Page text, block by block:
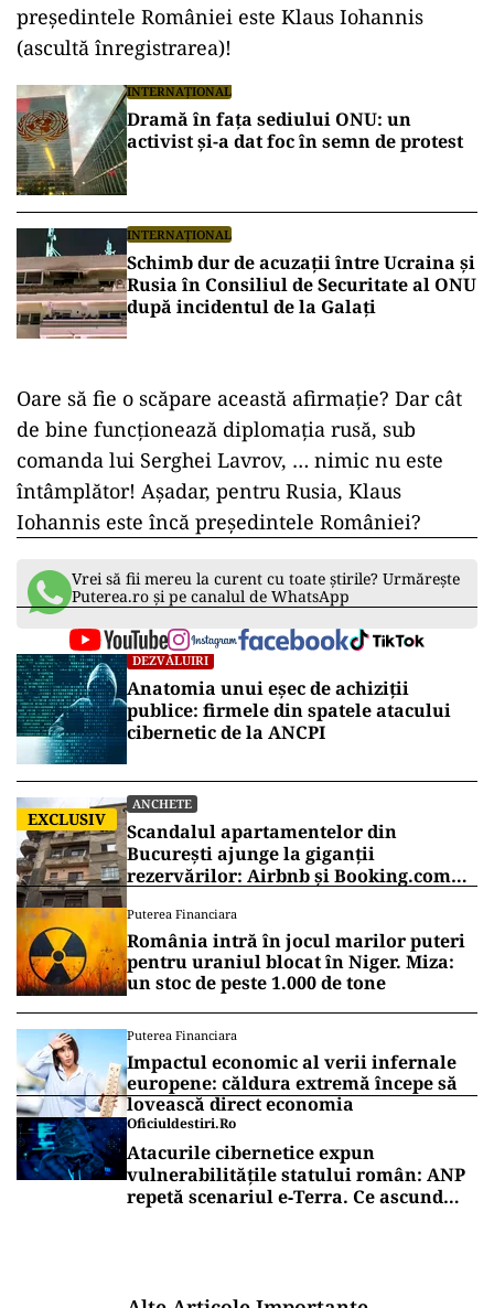
președintele României este Klaus Iohannis
(ascultă înregistrarea)!
INTERNAȚIONAL
Dramă în fața sediului ONU: un
activist și-a dat foc în semn de protest
INTERNAȚIONAL
Schimb dur de acuzații între Ucraina și
Rusia în Consiliul de Securitate al ONU
după incidentul de la Galați
Oare să fie o scăpare această afirmație? Dar cât
de bine funcționează diplomația rusă, sub
comanda lui Serghei Lavrov, … nimic nu este
întâmplător! Așadar, pentru Rusia, Klaus
Iohannis este încă președintele României?
Vrei să fii mereu la curent cu toate știrile? Urmărește
Puterea.ro și pe canalul de WhatsApp
DEZVĂLUIRI
Anatomia unui eșec de achiziții
publice: firmele din spatele atacului
cibernetic de la ANCPI
EXCLUSIV
ANCHETE
Scandalul apartamentelor din
București ajunge la giganții
rezervărilor: Airbnb și Booking.com
Puterea Financiara
România intră în jocul marilor puteri
pentru uraniul blocat în Niger. Miza:
un stoc de peste 1.000 de tone
Puterea Financiara
Impactul economic al verii infernale
europene: căldura extremă începe să
lovească direct economia
Oficiuldestiri.ro
Atacurile cibernetice expun
vulnerabilitățile statului român: ANP
repetă scenariul e‑Terra. Ce ascund